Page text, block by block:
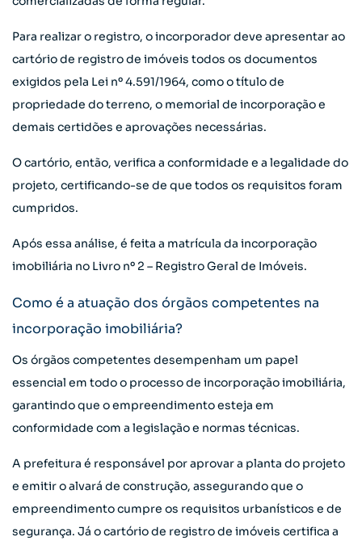
Para realizar o registro, o incorporador deve apresentar ao
cartório de registro de imóveis todos os documentos
exigidos pela Lei nº 4.591/1964, como o título de
propriedade do terreno, o memorial de incorporação e
demais certidões e aprovações necessárias.
O cartório, então, verifica a conformidade e a legalidade do
projeto, certificando-se de que todos os requisitos foram
cumpridos.
Após essa análise, é feita a matrícula da incorporação
imobiliária no Livro nº 2 – Registro Geral de Imóveis.
Como é a atuação dos órgãos competentes na
incorporação imobiliária?
Os órgãos competentes desempenham um papel
essencial em todo o processo de incorporação imobiliária,
garantindo que o empreendimento esteja em
conformidade com a legislação e normas técnicas.
A prefeitura é responsável por aprovar a planta do projeto
e emitir o alvará de construção, assegurando que o
empreendimento cumpre os requisitos urbanísticos e de
segurança. Já o cartório de registro de imóveis certifica a